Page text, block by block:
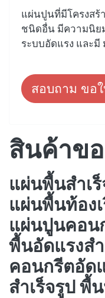
แผ่นปูนที่มีโครงสร้
ชนิดอื่น มีความนิย
ระบบอัดแรง และมี
สอบถาม ขอ
สินค้าขอ
แผ่นพื้นสำเ
แผ่นพื้นท้อง
แผ่นปูนคอน
พื้นอัดแรงส
คอนกรีตอัด
สำเร็จรูป พื้